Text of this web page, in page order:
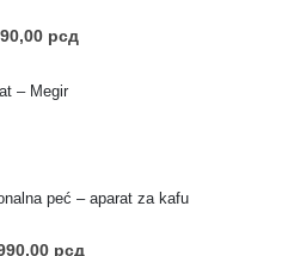
рсд
– Megir
peć – aparat za kafu
рсд